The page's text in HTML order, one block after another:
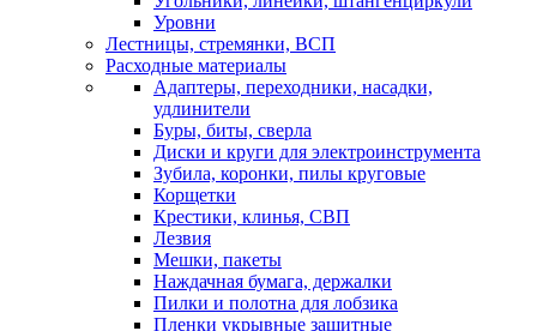
Уровни
Лестницы, стремянки, ВСП
Расходные материалы
Адаптеры, переходники, насадки,
удлинители
Буры, биты, сверла
Диски и круги для электроинструмента
Зубила, коронки, пилы круговые
Корщетки
Крестики, клинья, СВП
Лезвия
Мешки, пакеты
Наждачная бумага, держалки
Пилки и полотна для лобзика
Пленки укрывные защитные